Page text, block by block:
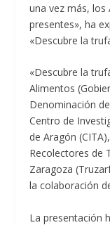
una vez más,
presentes», ha
«Descubre la
«Descubre la
Alimentos
Denominación
Centro de
de Aragón
Recolectores de
Zaragoza
la colaboración
La presentación